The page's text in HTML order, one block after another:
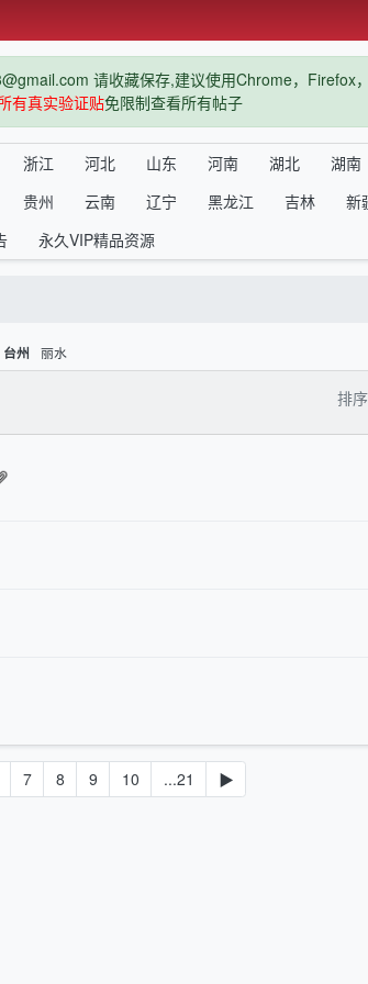
请收藏保存,建议使用Chrome，Firefox
有真实验证贴免限制查看所有帖子
浙江 河北 山东 河南 湖北 湖南
贵州 云南 辽宁 黑龙江 吉林 新
永久VIP精品资源
台州 丽水
排序
7 8 9 10 ...21 ▶